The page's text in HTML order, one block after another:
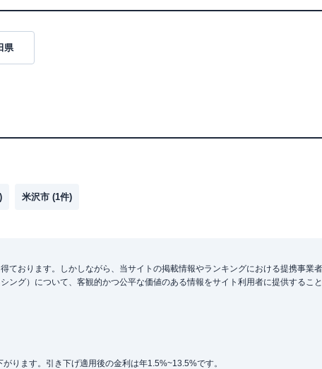
県
米沢市 (1件)
ております。しかしながら、当サイトの掲載情報やランキングにおける提携事業
グ）について、客観的かつ公平な価値のある情報をサイト利用者に提供するこ
ります。引き下げ適用後の金利は年1.5%~13.5%です。